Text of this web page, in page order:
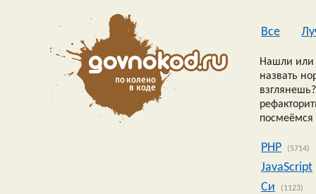
Все
Нашли или
назвать
посмеёмся
PHP (5714)
JavaScript
Си
(1123)